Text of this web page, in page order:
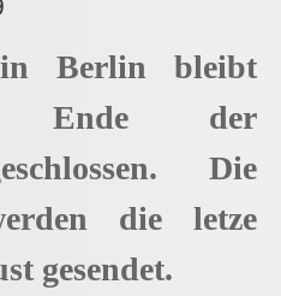
Berlin bleibt
Ende der
Die
die letze
gesendet.